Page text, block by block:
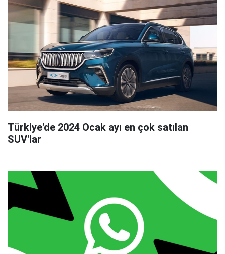
Türkiye'de 2024 Ocak ayı en çok satılan
SUV'lar